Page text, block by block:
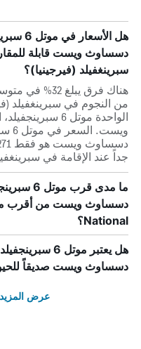
هل
سبرينغفيلد (فيرجينيا)؟
من النجوم في سبرينغفيلد
الواحدة موتل 6
جداً عند الإقامة في
ما مدى
National؟
هل يعتبر موتل 6
دسساوث ويست صديقاً
عرض المزيد